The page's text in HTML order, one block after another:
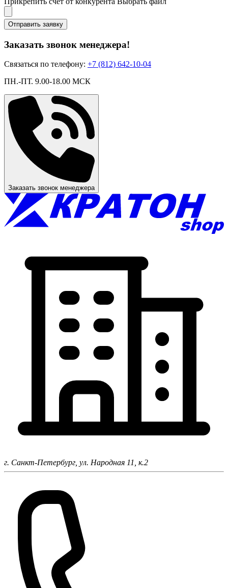
Отправить заявку
Заказать звонок менеджера!
Связаться по телефону: +7 (812) 642-10-04
ПН.-ПТ. 9.00-18.00 МСК
Заказать звонок менеджера
г. Санкт-Петербург, ул. Народная 11, к.2